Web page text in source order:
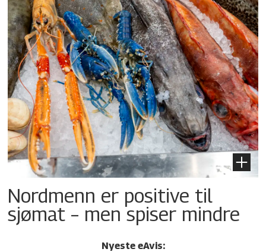
Nordmenn er positive til
sjømat – men spiser mindre
Nyeste eAvis: